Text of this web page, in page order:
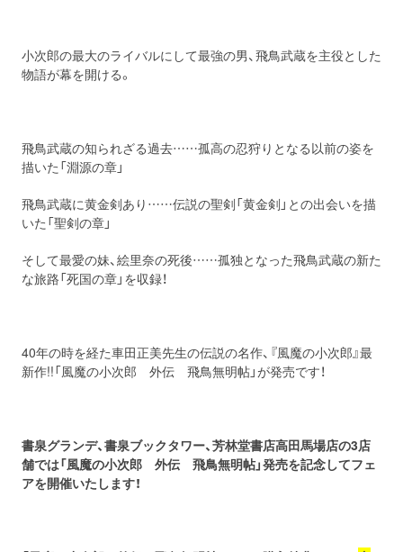
小次郎の最大のライバルにして最強の男、飛鳥武蔵を主役とした
物語が幕を開ける。
飛鳥武蔵の知られざる過去……孤高の忍狩りとなる以前の姿を
描いた「淵源の章」
飛鳥武蔵に黄金剣あり……伝説の聖剣「黄金剣」との出会いを描
いた「聖剣の章」
そして最愛の妹、絵里奈の死後……孤独となった飛鳥武蔵の新た
な旅路「死国の章」を収録！
40年の時を経た車田正美先生の伝説の名作、『風魔の小次郎』最
新作!!「風魔の小次郎 外伝 飛鳥無明帖」が発売です！
書泉グランデ、書泉ブックタワー、芳林堂書店高田馬場店の3店
舗では「風魔の小次郎 外伝 飛鳥無明帖」発売を記念してフェ
アを開催いたします！